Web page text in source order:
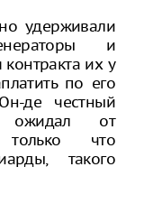
удерживали
и
их у
по его
де честный
ожидал от
только что
такого